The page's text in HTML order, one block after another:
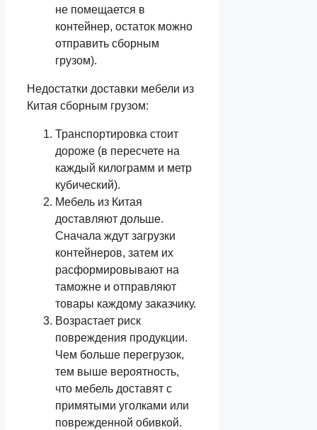
не помещается в
контейнер, остаток можно
отправить сборным
грузом).
Недостатки доставки мебели из
Китая сборным грузом:
Транспортировка стоит
дороже (в пересчете на
каждый килограмм и метр
кубический).
Мебель из Китая
доставляют дольше.
Сначала ждут загрузки
контейнеров, затем их
расформировывают на
таможне и отправляют
товары каждому заказчику.
Возрастает риск
повреждения продукции.
Чем больше перегрузок,
тем выше вероятность,
что мебель доставят с
примятыми уголками или
поврежденной обивкой.